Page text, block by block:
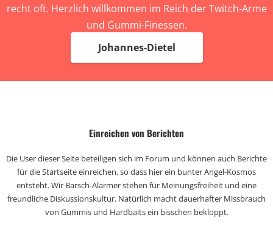
recht oft. Herzlich willkommen im Reich der Twitch-Arme
und Gummi-Finessen.
Johannes-Dietel
Einreichen von Berichten
Die User dieser Seite beteiligen sich im Forum und können auch Berichte
für die Startseite einreichen, so dass hier ein bunter Angel-Kosmos
entsteht. Wir Barsch-Alarmer stehen für Meinungsfreiheit und eine
freundliche Diskussionskultur. Natürlich macht dauerhafter Missbrauch
von Gummis und Hardbaits ein bisschen bekloppt.